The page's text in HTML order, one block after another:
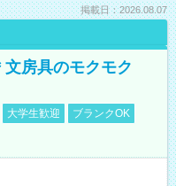
掲載日：2026.08.07
文房具のモクモク
大学生歓迎
ブランクOK